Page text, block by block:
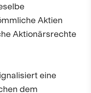
Aktien
Aktionärsrechte
eine
dem